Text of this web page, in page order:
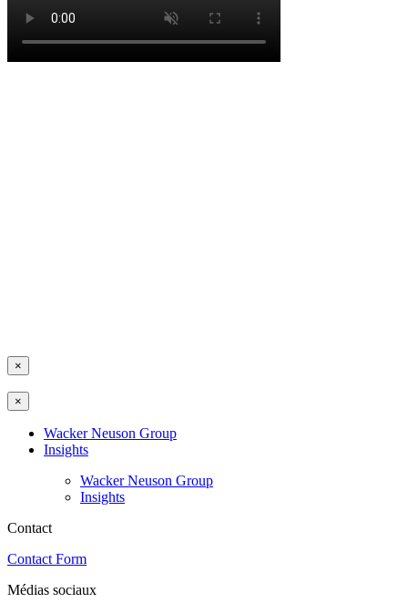
×
×
Wacker Neuson Group
Insights
Wacker Neuson Group
Insights
Contact
Contact Form
Médias sociaux